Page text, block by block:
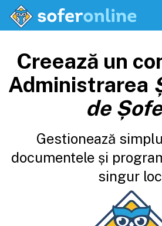
Creează un
Administrarea
de
Gestionează
documentele și
singur